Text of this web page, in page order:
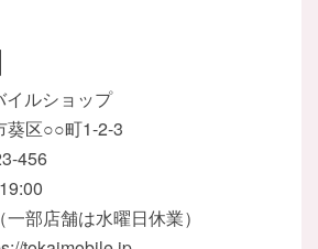
イルショップ
葵区○○町1-2-3
456
部店舗は水曜日休業）